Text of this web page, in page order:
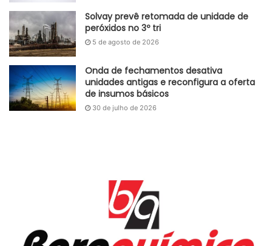
Fonte CNI
Etiquetas atividade industrial CNI
Matéria-prima
produção
Solvay prevê retomada de unidade de
peróxidos no 3º tri
5 de agosto de 2026
Onda de fechamentos desativa
unidades antigas e reconfigura a oferta
de insumos básicos
30 de julho de 2026